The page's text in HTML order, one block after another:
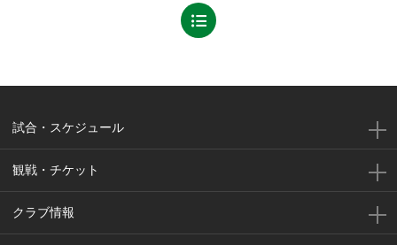
試合・スケジュール
観戦・チケット
クラブ情報